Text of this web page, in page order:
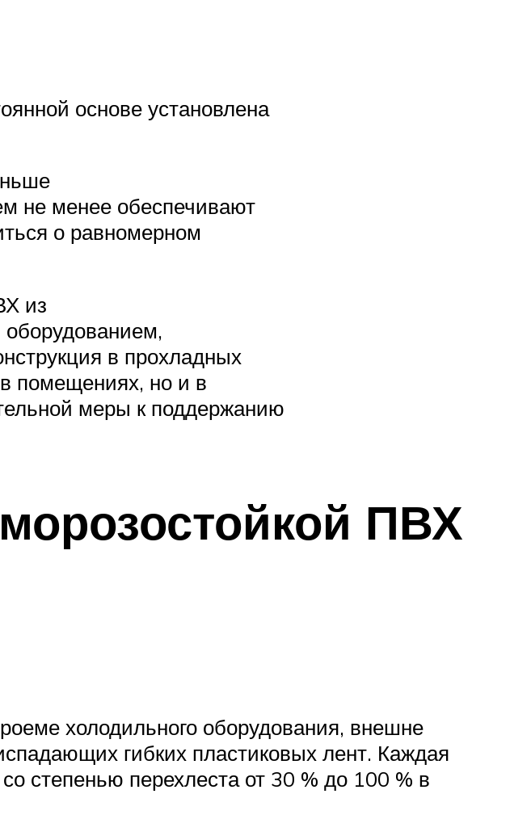
основе установлена
не менее обеспечивают
о равномерном
из
в прохладных
помещениях, но и в
меры к поддержанию
ПВХ
холодильного оборудования, внешне
гибких пластиковых лент. Каждая
степенью перехлеста от 30 % до 100 % в